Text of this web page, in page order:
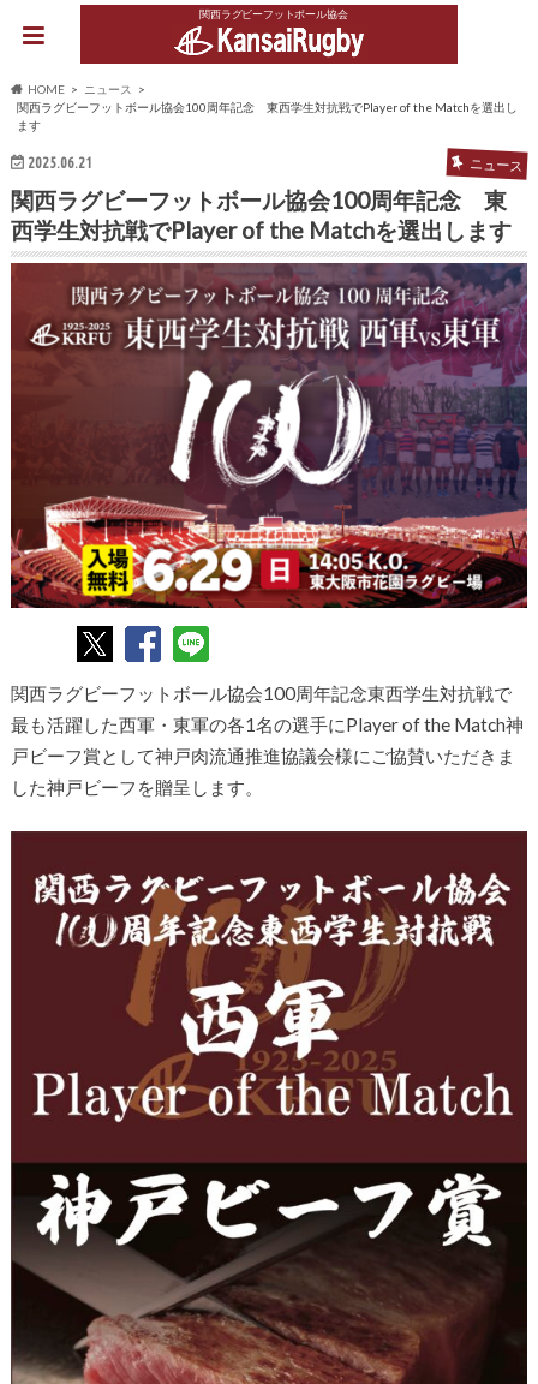
関西ラグビーフットボール協会
HOME
ニュース
関西ラグビーフットボール協会100周年記念 東西学生対抗戦でPlayer of the Matchを選出し
ます
2025.06.21 ニュース
関西ラグビーフットボール協会100周年記念 東
西学生対抗戦でPlayer of the Matchを選出します
関西ラグビーフットボール協会100周年記念東西学生対抗戦で
最も活躍した西軍・東軍の各1名の選手にPlayer of the Match神
戸ビーフ賞として神戸肉流通推進協議会様にご協賛いただきま
した神戸ビーフを贈呈します。